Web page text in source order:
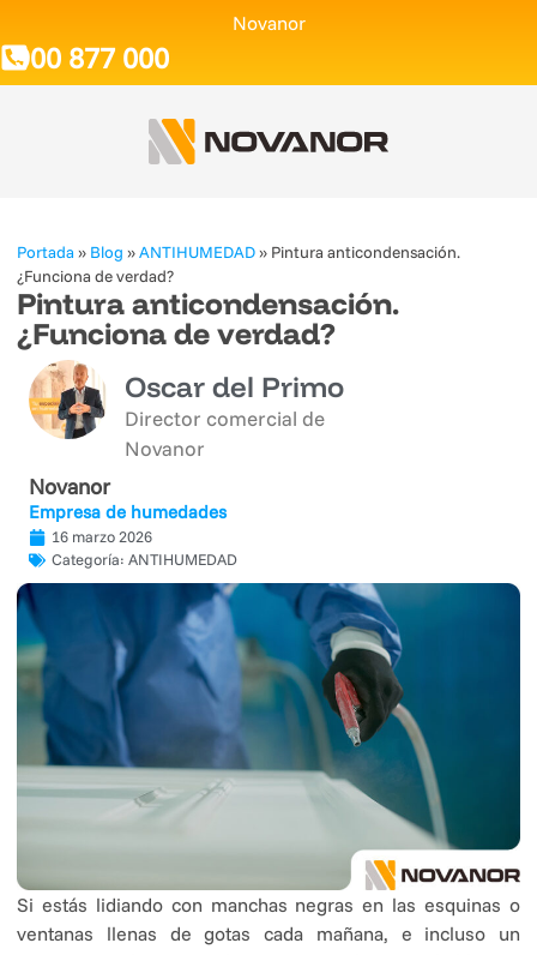
Novanor
900 877 000
Portada » Blog »ANTIHUMEDAD» Pintura anticondensación.
¿Funciona de verdad?
Pintura anticondensación.
¿Funciona de verdad?
Oscar del Primo
Director comercial de
Novanor
Novanor
Empresa de humedades
16 marzo 2026
Categoría: ANTIHUMEDAD
Si estás lidiando con manchas negras en las esquinas o
ventanas llenas de gotas cada mañana, e incluso un